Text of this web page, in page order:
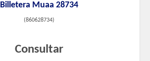
Billetera Muaa 28734
(860628734)
Consultar